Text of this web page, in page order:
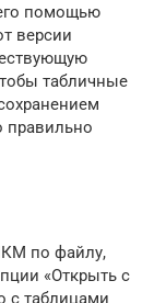
помощью
версии
табличные
правильно
по файлу,
«Открыть с
с таблицами